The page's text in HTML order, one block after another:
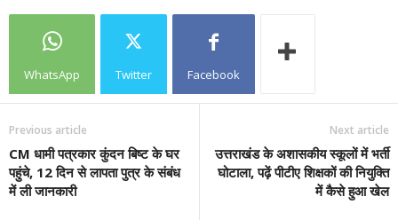
WhatsApp Twitter Facebook
Previous article
CM धामी पत्रकार कुंदन बिष्ट के घर
पहुंचे, 12 दिन से लापता पुत्र के संबंध
में ली जानकारी
Next article
उत्तराखंड के अशासकीय स्कूलों में भर्ती
घोटाला, पढ़ें पीटीए शिक्षकों की नियुक्ति
में कैसे हुआ खेल